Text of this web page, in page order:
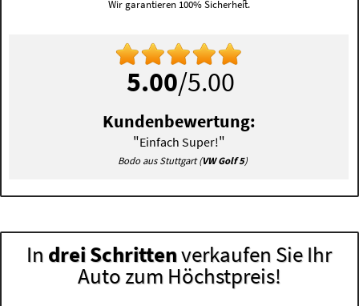
Wir garantieren 100% Sicherheit.
5.00/5.00
Kundenbewertung:
"Einfach Super!"
Bodo aus Stuttgart (VW Golf 5)
In drei Schrittenverkaufen Sie Ihr
Auto zum Höchstpreis!